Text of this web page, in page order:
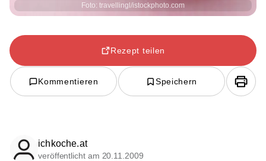
Foto: travellingl/istockphoto.com
Rezept teilen
Kommentieren Speichern
ichkoche.at
veröffentlicht am 20.11.2009